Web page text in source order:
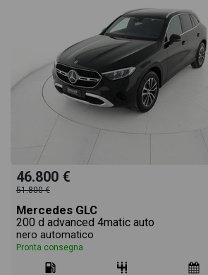
46.800 €
51.800 €
Mercedes GLC
200 d advanced 4matic auto
nero automatico
Pronta consegna